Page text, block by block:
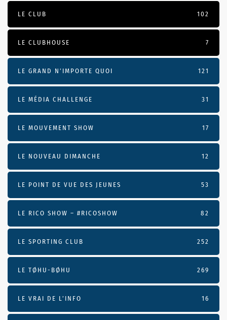
LE CLUB 102
LE CLUBHOUSE 7
LE GRAND N’IMPORTE QUOI 121
LE MÉDIA CHALLENGE 31
LE MOUVEMENT SHOW 17
LE NOUVEAU DIMANCHE 12
LE POINT DE VUE DES JEUNES 53
LE RICO SHOW – #RICOSHOW 82
LE SPORTING CLUB 252
LE TØHU-BØHU 269
LE VRAI DE L’INFO 16